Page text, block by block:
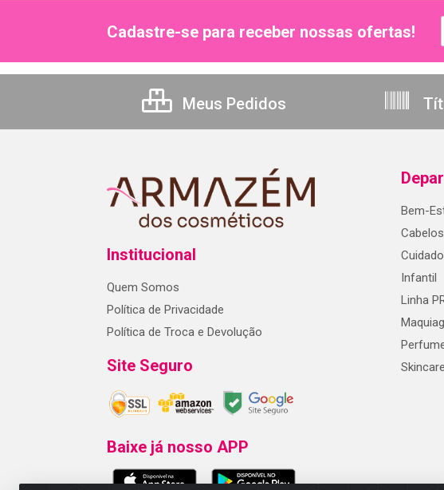
Cadastre-se para receber nossas ofertas!
Meus Pedidos
Institucional
Quem Somos
Política de Privacidade
Política de Troca e Devolução
Site Seguro
Baixe já nosso APP
Bem-
Cabelos
Infantil
Linha
Skincare